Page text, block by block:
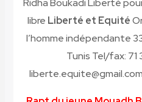
Ridha Boukadi Liberté
libre Liberté et Equité
l’homme indépendante
Tunis Tel/fax: 71
liberte.equite@gmail.com